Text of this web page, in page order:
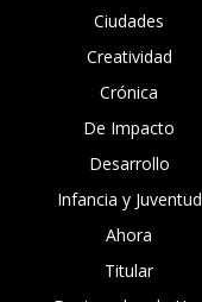
Ciudades
Creatividad
Crónica
De Impacto
Desarrollo
Infancia y Juventud
Ahora
Titular